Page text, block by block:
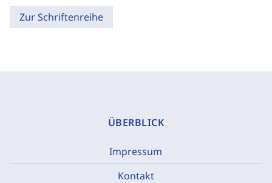
Zur Schriftenreihe
ÜBERBLICK
Impressum
Kontakt